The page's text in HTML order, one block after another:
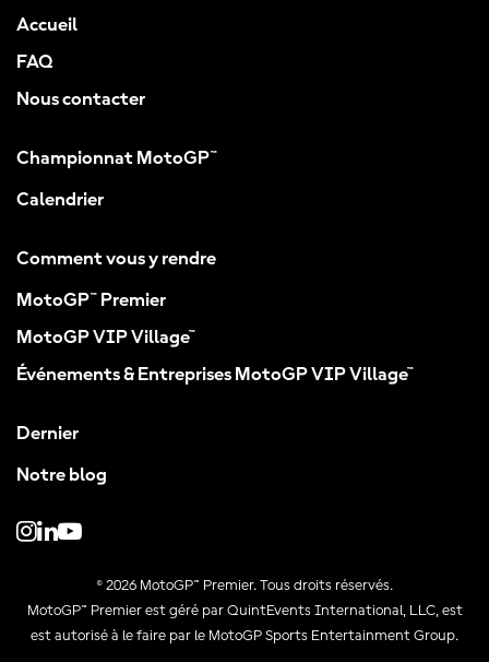
Accueil
FAQ
Nous contacter
Championnat MotoGP™
Calendrier
Comment vous y rendre
MotoGP™ Premier
MotoGP VIP Village™
Événements & Entreprises MotoGP VIP Village™
Dernier
Notre blog
© 2026 MotoGP™ Premier. Tous droits réservés.
MotoGP™ Premier est géré par QuintEvents International, LLC, est
est autorisé à le faire par le MotoGP Sports Entertainment Group.